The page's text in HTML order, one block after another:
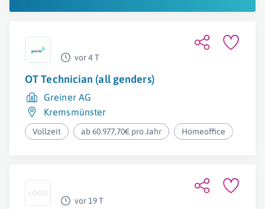
vor 4 T
OT Technician (all genders)
Greiner AG
Kremsmünster
Vollzeit ab 60.977,70€ pro Jahr Homeoffice
vor 19 T